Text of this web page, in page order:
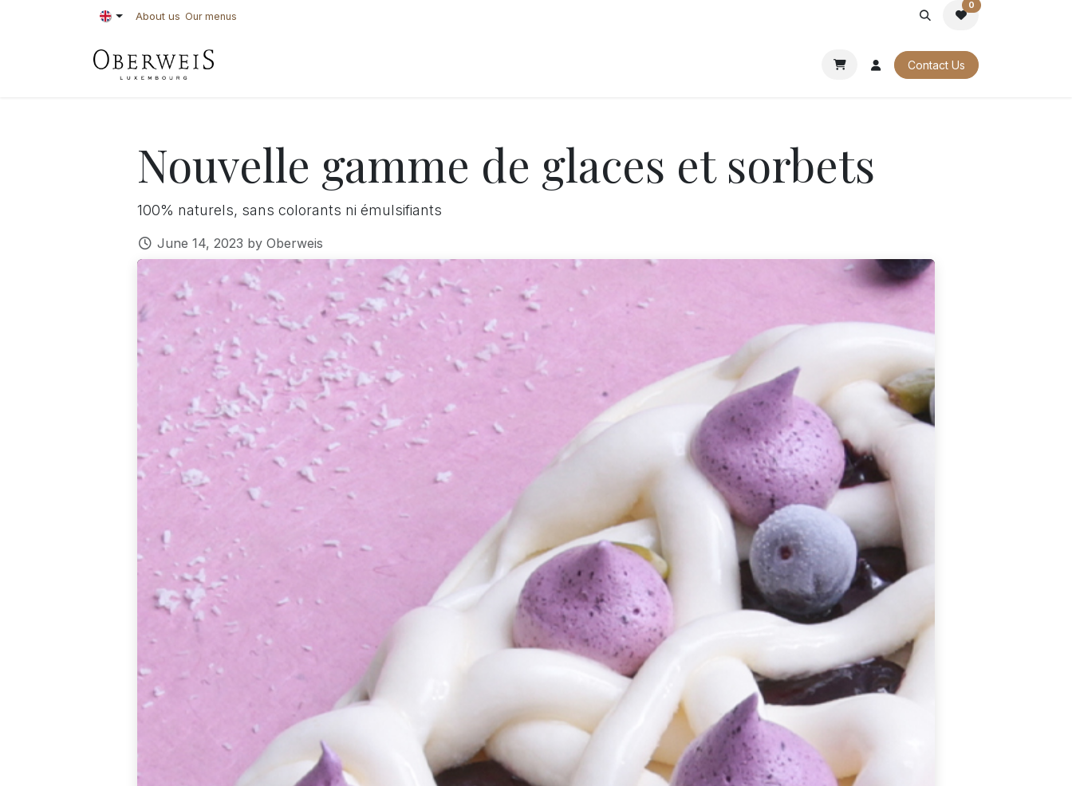
About us Our menus
0
OUR CATALOGUES Contact Us
Nouvelle gamme de glaces et sorbets
100% naturels, sans colorants ni émulsifiants
June 14, 2023 by Oberweis